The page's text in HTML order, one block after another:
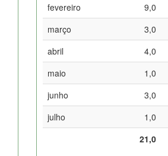
fevereiro
9,0
março
3,0
abril
4,0
maio
1,0
junho
3,0
julho
1,0
21,0